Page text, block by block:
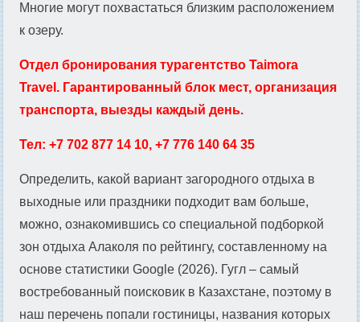
Многие могут похвастаться близким расположением
к озеру.
Отдел бронирования турагентство Taimora
Travel. Гарантированный блок мест, организация
транспорта, выезды каждый день.
Тел: +7 702 877 14 10, +7 776 140 64 35
Определить, какой вариант загородного отдыха в
выходные или праздники подходит вам больше,
можно, ознакомившись со специальной подборкой
зон отдыха Алаколя по рейтингу, составленному на
основе статистики Google (2026). Гугл – самый
востребованный поисковик в Казахстане, поэтому в
наш перечень попали гостиницы, названия которых